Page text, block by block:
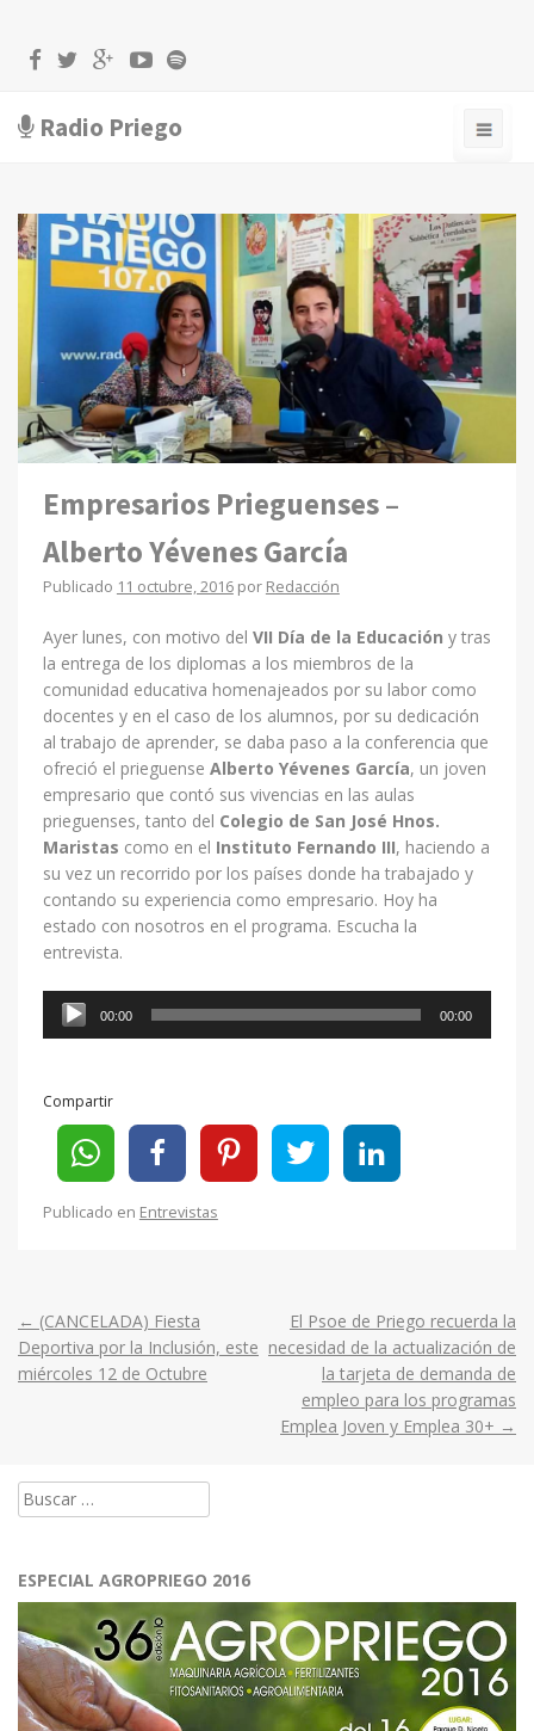
Radio Priego
Empresarios Prieguenses –
Alberto Yévenes García
Publicado 11 octubre, 2016por Redacción
Ayer lunes, con motivo del VII Día de la Educación y tras
la entrega de los diplomas a los miembros de la
comunidad educativa homenajeados por su labor como
docentes y en el caso de los alumnos, por su dedicación
al trabajo de aprender, se daba paso a la conferencia que
ofreció el prieguense Alberto Yévenes García, un joven
empresario que contó sus vivencias en las aulas
prieguenses, tanto del Colegio de San José Hnos.
Maristas como en el Instituto Fernando III, haciendo a
su vez un recorrido por los países donde ha trabajado y
contando su experiencia como empresario. Hoy ha
estado con nosotros en el programa. Escucha la
entrevista.
Reproductor
00:00 00:00
Compartir
Publicado en Entrevistas
Post
navigation
← (CANCELADA) Fiesta
Deportiva por la Inclusión, este
miércoles 12 de Octubre
El Psoe de Priego recuerda la
necesidad de la actualización de
la tarjeta de demanda de
empleo para los programas
Emplea Joven y Emplea 30+ →
Buscar:
ESPECIAL AGROPRIEGO 2016